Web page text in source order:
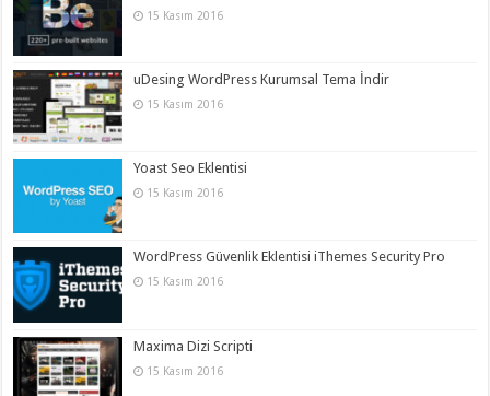
15 Kasım 2016
uDesing WordPress Kurumsal Tema İndir
15 Kasım 2016
Yoast Seo Eklentisi
15 Kasım 2016
WordPress Güvenlik Eklentisi iThemes Security Pro
15 Kasım 2016
Maxima Dizi Scripti
15 Kasım 2016